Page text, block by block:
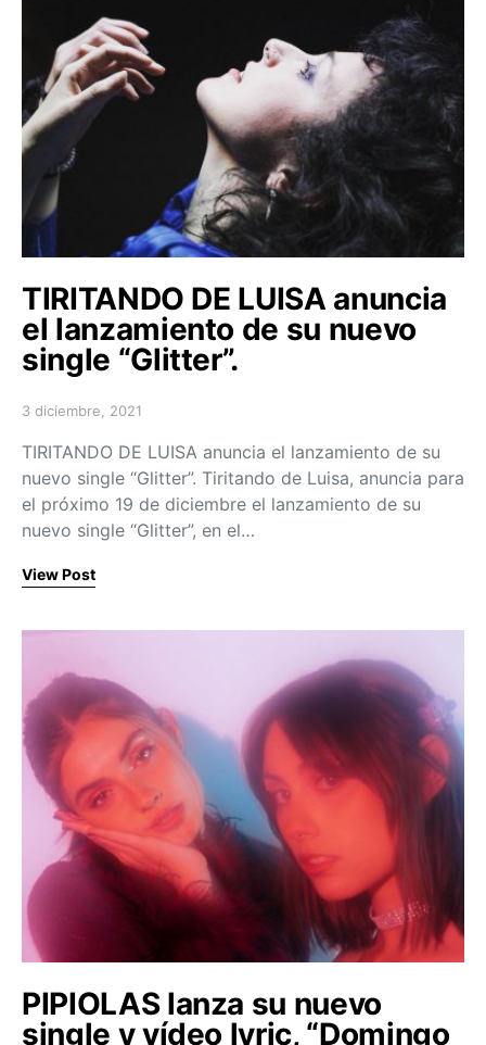
TIRITANDO DE LUISA anuncia
el lanzamiento de su nuevo
single “Glitter”.
Posted on
3 diciembre, 2021
TIRITANDO DE LUISA anuncia el lanzamiento de su
nuevo single “Glitter”. Tiritando de Luisa, anuncia para
el próximo 19 de diciembre el lanzamiento de su
nuevo single “Glitter”, en el…
View Post
PIPIOLAS lanza su nuevo
single y vídeo lyric, “Domingo